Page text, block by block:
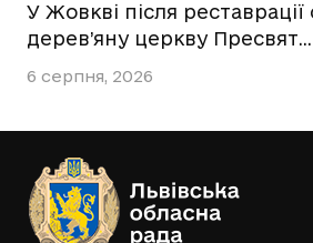
У Жовкві після реставрації
дерев’яну церкву Пресвят…
6 серпня, 2026